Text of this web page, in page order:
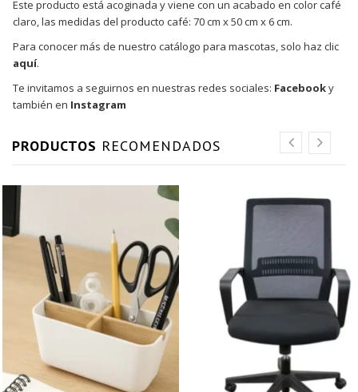
Este producto está acoginada y viene con un acabado en color café
claro, las medidas del producto café: 70 cm x 50 cm x 6 cm.
Para conocer más de nuestro catálogo para mascotas, solo haz clic
aquí.
Te invitamos a seguirnos en nuestras redes sociales: Facebooky
también en Instagram
PRODUCTOS RECOMENDADOS